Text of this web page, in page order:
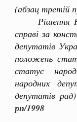
(абзац третій
Рішення
справі за
депутатів
положень
статус
народних
депутатів
рп/1998